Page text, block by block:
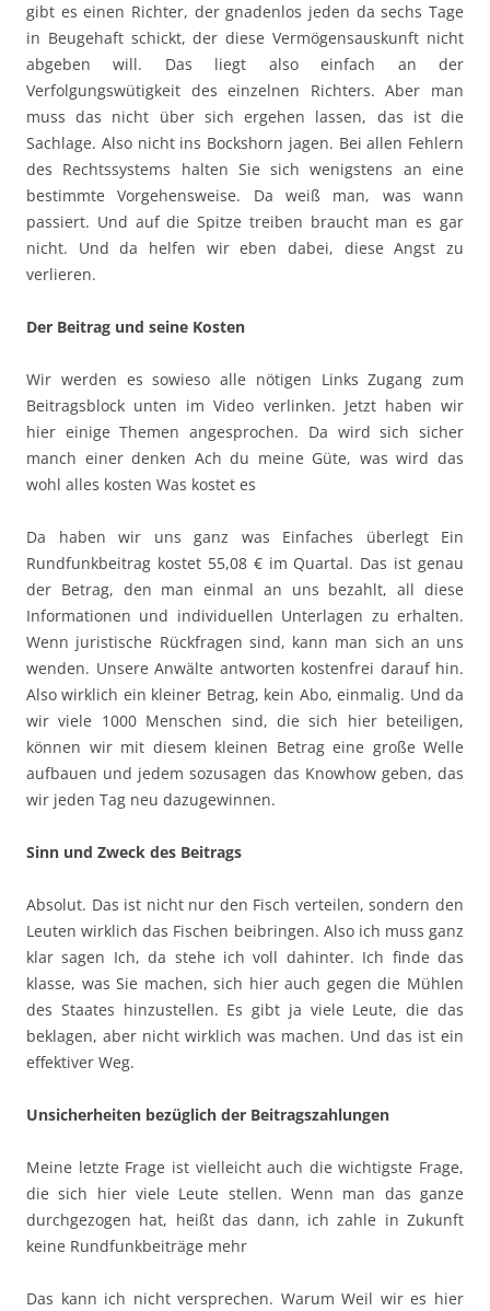
gibt es einen Richter, der gnadenlos jeden da sechs Tage
in Beugehaft schickt, der diese Vermögensauskunft nicht
abgeben will. Das liegt also einfach an der
Verfolgungswütigkeit des einzelnen Richters. Aber man
muss das nicht über sich ergehen lassen, das ist die
Sachlage. Also nicht ins Bockshorn jagen. Bei allen Fehlern
des Rechtssystems halten Sie sich wenigstens an eine
bestimmte Vorgehensweise. Da weiß man, was wann
passiert. Und auf die Spitze treiben braucht man es gar
nicht. Und da helfen wir eben dabei, diese Angst zu
verlieren.
Der Beitrag und seine Kosten
Wir werden es sowieso alle nötigen Links Zugang zum
Beitragsblock unten im Video verlinken. Jetzt haben wir
hier einige Themen angesprochen. Da wird sich sicher
manch einer denken Ach du meine Güte, was wird das
wohl alles kosten Was kostet es
Da haben wir uns ganz was Einfaches überlegt Ein
Rundfunkbeitrag kostet 55,08 € im Quartal. Das ist genau
der Betrag, den man einmal an uns bezahlt, all diese
Informationen und individuellen Unterlagen zu erhalten.
Wenn juristische Rückfragen sind, kann man sich an uns
wenden. Unsere Anwälte antworten kostenfrei darauf hin.
Also wirklich ein kleiner Betrag, kein Abo, einmalig. Und da
wir viele 1000 Menschen sind, die sich hier beteiligen,
können wir mit diesem kleinen Betrag eine große Welle
aufbauen und jedem sozusagen das Knowhow geben, das
wir jeden Tag neu dazugewinnen.
Sinn und Zweck des Beitrags
Absolut. Das ist nicht nur den Fisch verteilen, sondern den
Leuten wirklich das Fischen beibringen. Also ich muss ganz
klar sagen Ich, da stehe ich voll dahinter. Ich finde das
klasse, was Sie machen, sich hier auch gegen die Mühlen
des Staates hinzustellen. Es gibt ja viele Leute, die das
beklagen, aber nicht wirklich was machen. Und das ist ein
effektiver Weg.
Unsicherheiten bezüglich der Beitragszahlungen
Meine letzte Frage ist vielleicht auch die wichtigste Frage,
die sich hier viele Leute stellen. Wenn man das ganze
durchgezogen hat, heißt das dann, ich zahle in Zukunft
keine Rundfunkbeiträge mehr
Das kann ich nicht versprechen. Warum Weil wir es hier